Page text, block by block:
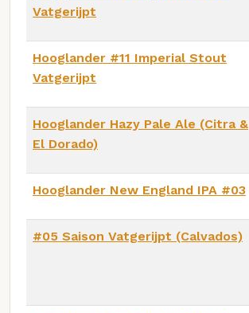
Vatgerijpt
Hooglander #11 Imperial Stout
Vatgerijpt
Hooglander Hazy Pale Ale (Citra &
El Dorado)
Hooglander New England IPA #03
#05 Saison Vatgerijpt (Calvados)